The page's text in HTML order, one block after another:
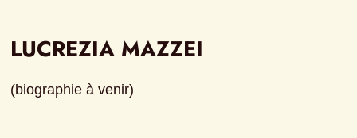
LUCREZIA MAZZEI
(biographie à venir)